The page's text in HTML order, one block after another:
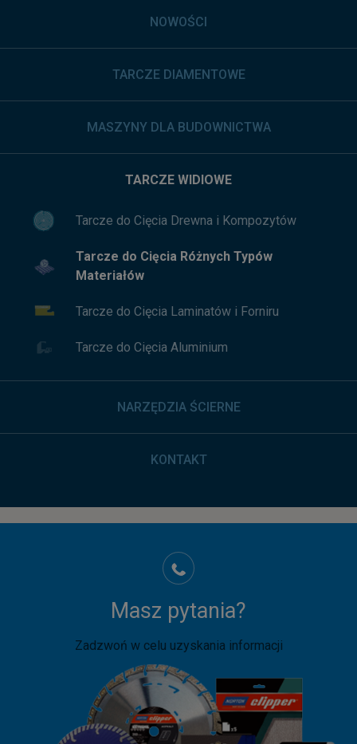
NOWOŚCI
TARCZE DIAMENTOWE
MASZYNY DLA BUDOWNICTWA
TARCZE WIDIOWE
Tarcze do Cięcia Drewna i Kompozytów
Tarcze do Cięcia Różnych Typów
Materiałów
Tarcze do Cięcia Laminatów i Forniru
Tarcze do Cięcia Aluminium
NARZĘDZIA ŚCIERNE
KONTAKT
Masz pytania?
Zadzwoń w celu uzyskania informacji